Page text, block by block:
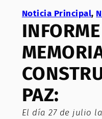
Noticia Principal,
PAZ:
El día 27 de julio